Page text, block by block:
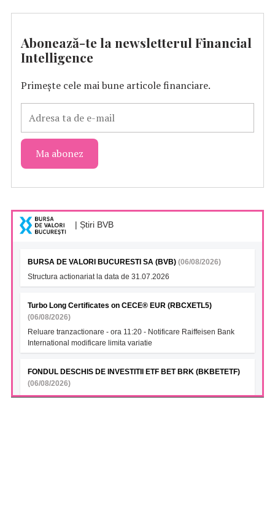
Abonează-te la newsletterul Financial
Intelligence
Primește cele mai bune articole financiare.
| Știri BVB
BURSA DE VALORI BUCURESTI SA (BVB) (06/08/2026)
Structura actionariat la data de 31.07.2026
Turbo Long Certificates on CECE® EUR (RBCXETL5)
(06/08/2026)
Reluare tranzactionare - ora 11:20 - Notificare Raiffeisen Bank
International modificare limita variatie
FONDUL DESCHIS DE INVESTITII ETF BET BRK (BKBETETF)
(06/08/2026)
VAN la data 05.08.2026